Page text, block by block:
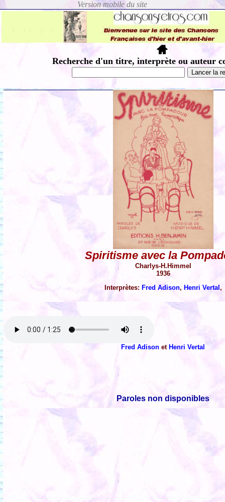
Recherche d'un titre, interprète ou auteur
Spiritisme avec la
Charlys-H.Himmel
1936
Interprètes: Fred Adison, Henri Vertal ,
Fred Adison et Henri Vertal
Paroles non disponibles